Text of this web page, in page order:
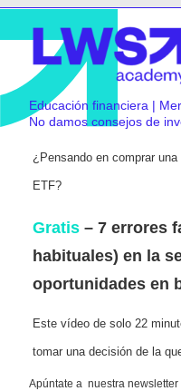
Educación financiera |
No damos consejos de
¿Pensando en comprar
ETF?
Gratis – 7 errores
habituales) en la
oportunidades en
Este vídeo de solo 22
tomar una decisión de la
Apúntate a nuestra newsletter